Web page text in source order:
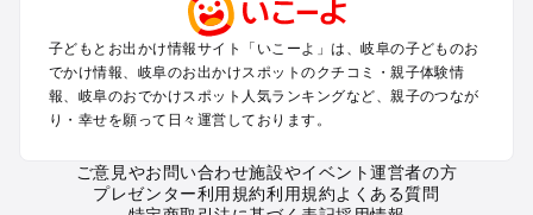
高山・下呂・飛騨・奥飛騨周辺のプールお出かけ
郡上・美濃・関のプールお出かけ
木曽路・木曽周辺のプールお出かけ
白川郷のプールお出かけ
岐阜の遊園地
岐阜の動物園
子どもとお出かけ情報サイト「いこーよ」は、岐阜の子どものお
でかけ情報、岐阜のお出かけスポットのクチコミ・親子体験情
報、岐阜のおでかけスポット人気ランキングなど、親子のつなが
り・幸せを願って日々運営しております。
ご意見やお問い合わせ施設やイベント運営者の方
プレゼンター利用規約利用規約よくある質問